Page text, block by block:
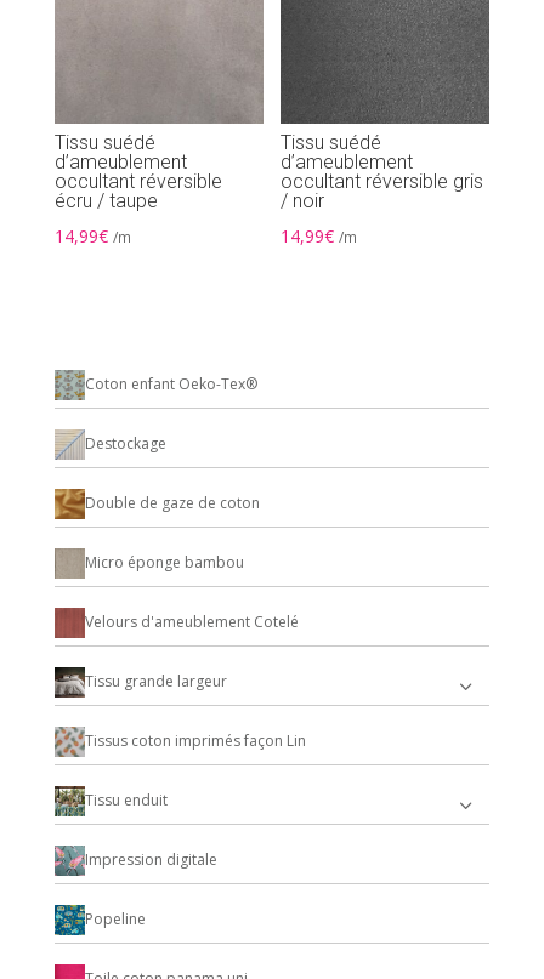
Coton enfant Oeko-Tex®
Destockage
Double de gaze de coton
Micro éponge bambou
Velours d'ameublement Cotelé
Tissu grande largeur
Tissus coton imprimés façon Lin
Tissu enduit
Impression digitale
Popeline
Tissu suédé
d’ameublement
occultant réversible
écru / taupe
14,99€ /m
Tissu suédé
d’ameublement
occultant réversible gris
/ noir
14,99€ /m